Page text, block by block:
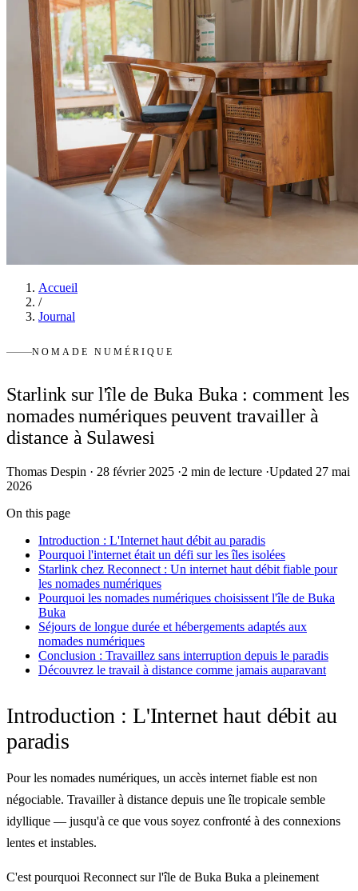
Accueil
/
Journal
NOMADE NUMÉRIQUE
Starlink sur l'île de Buka Buka : comment les
nomades numériques peuvent travailler à
distance à Sulawesi
Thomas Despin · 28 février 2025 ·2 min de lecture ·Updated 27 mai
2026
On this page
Introduction : L'Internet haut débit au paradis
Pourquoi l'internet était un défi sur les îles isolées
Starlink chez Reconnect : Un internet haut débit fiable pour
les nomades numériques
Pourquoi les nomades numériques choisissent l'île de Buka
Buka
Séjours de longue durée et hébergements adaptés aux
nomades numériques
Conclusion : Travaillez sans interruption depuis le paradis
Découvrez le travail à distance comme jamais auparavant
Introduction : L'Internet haut débit au
paradis
Pour les nomades numériques, un accès internet fiable est non
négociable. Travailler à distance depuis une île tropicale semble
idyllique — jusqu'à ce que vous soyez confronté à des connexions
lentes et instables.
C'est pourquoi Reconnect sur l'île de Buka Buka a pleinement